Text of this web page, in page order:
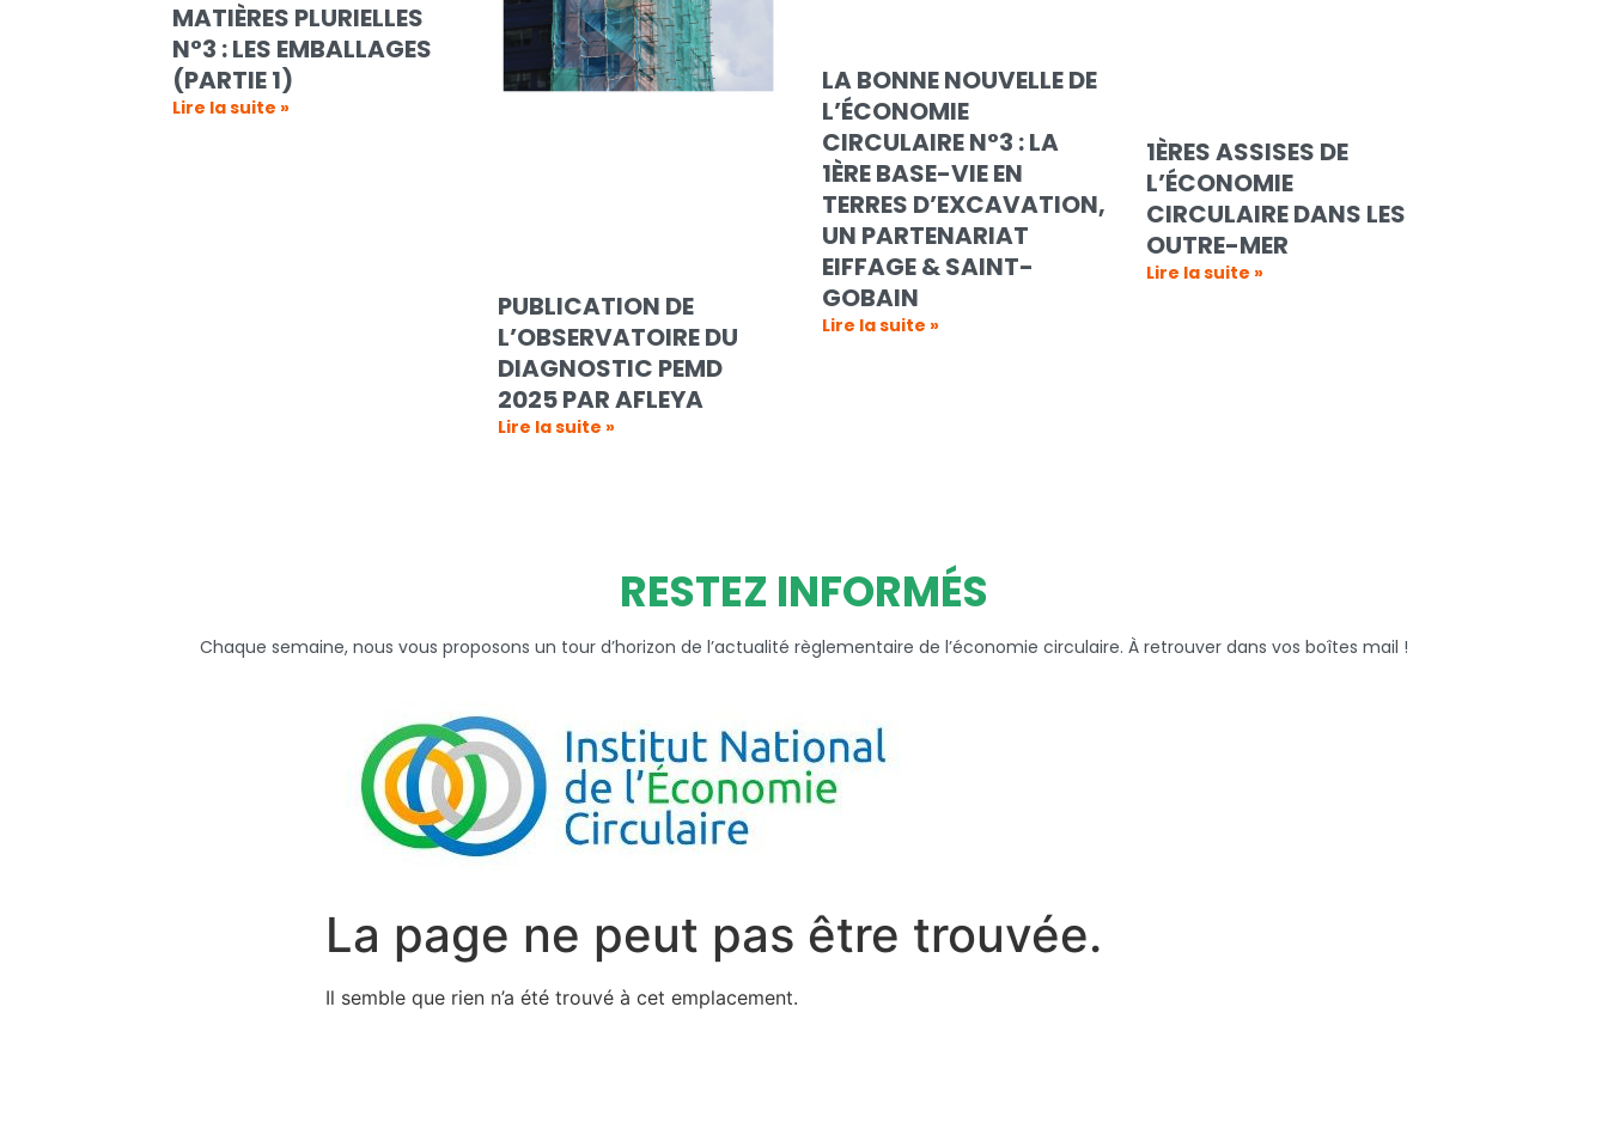
MATIÈRES PLURIELLES
N°3 : LES EMBALLAGES
(PARTIE 1)
Lire la suite »
PUBLICATION DE
L’OBSERVATOIRE DU
DIAGNOSTIC PEMD
2025 PAR AFLEYA
Lire la suite »
LA BONNE NOUVELLE DE
L’ÉCONOMIE
CIRCULAIRE N°3 : LA
1ÈRE BASE-VIE EN
TERRES D’EXCAVATION,
UN PARTENARIAT
EIFFAGE & SAINT-
GOBAIN
Lire la suite »
1ÈRES ASSISES DE
L’ÉCONOMIE
CIRCULAIRE DANS LES
OUTRE-MER
Lire la suite »
RESTEZ INFORMÉS
Chaque semaine, nous vous proposons un tour d’horizon de l’actualité règlementaire de l’économie circulaire. À retrouver dans vos boîtes mail !